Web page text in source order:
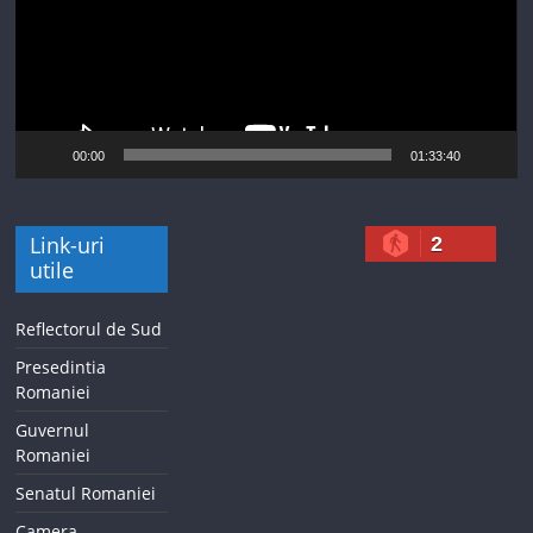
00:00 01:33:40
Link-uri
utile
Reflectorul de Sud
Presedintia
Romaniei
Guvernul
Romaniei
Senatul Romaniei
2